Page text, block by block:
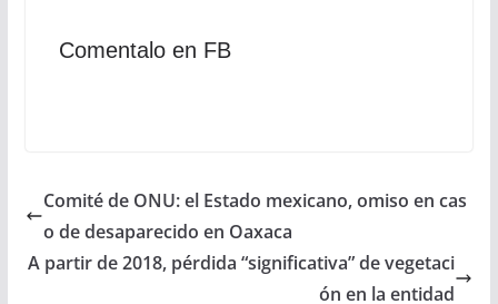
Comentalo en FB
Comité de ONU: el Estado mexicano, omiso en cas
o de desaparecido en Oaxaca
A partir de 2018, pérdida “significativa” de vegetaci
ón en la entidad